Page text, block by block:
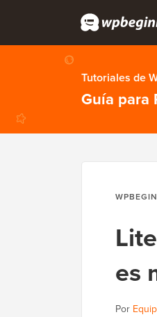
Tutoriales de
Guía para
es
Por